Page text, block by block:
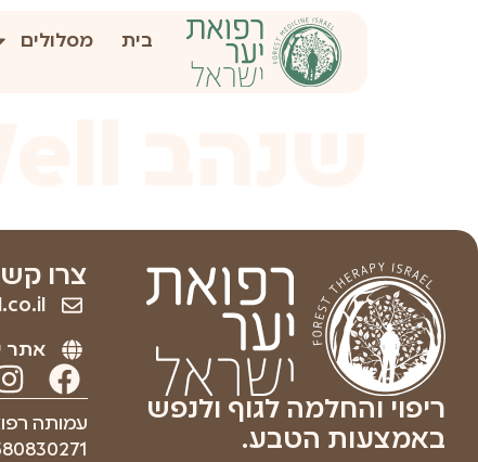
בית
מסלולים
ריפוי והחלמה לגוף ולנפש
באמצעות הטבע.
צרו
אתר
עמותה